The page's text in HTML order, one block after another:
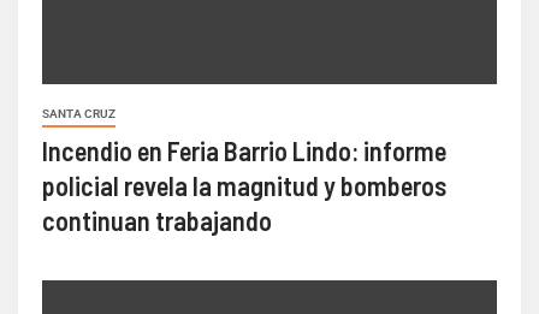
SANTA CRUZ
Incendio en Feria Barrio Lindo: informe
policial revela la magnitud y bomberos
continuan trabajando